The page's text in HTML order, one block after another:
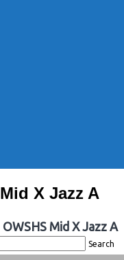
X Jazz A
OWSHS Mid X Jazz A
Search